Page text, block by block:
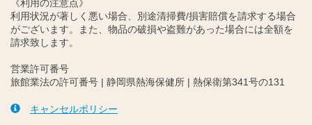
《利用の注意点》
利用状況が著しく悪い場合、別途清掃費/損害賠償を請求する場合
がございます。また、物品の破損や盗難があった場合には全額を
請求致します。
営業許可番号
旅館業法の許可番号 | 静岡県熱海保健所 | 熱保衛第341号の131
キャンセルポリシー